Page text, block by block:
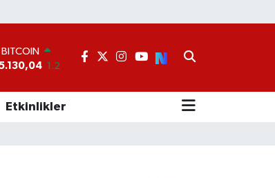
BITCOIN
DOLAR
0.17
STERLİN
Etkinlikler